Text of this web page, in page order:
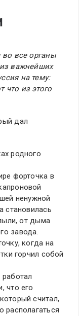
во все органы
важнейших
на тему:
что из этого
дал
родного
форточка в
ненужной
становилась
от дыма
завода.
когда на
горчил собой
что его
считал,
располагаться